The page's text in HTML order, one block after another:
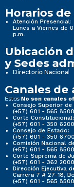
Horarios
Atención Presencial:
Lunes a Viernes de
p.m.
Ubicación
y Sedes
Directorio Nacional
Canales de
Estos No son canales
Consejo Superior
(+57) 601 - 565 8500
Corte Constitucional:
(+57) 601 - 350 6200
Consejo de Estado:
(+57) 601 - 350 6700
Comisión Nacional
(+57) 601 - 565 8500
Corte Suprema de
(+57) 601 - 362 2000
Dirección Ejecutiva
Carrera 7 # 27-18,
(+57) 601 - 565 8500